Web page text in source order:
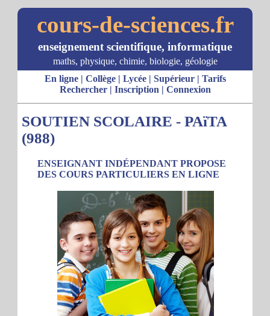
cours-de-sciences.fr
enseignement scientifique, informatique
maths, physique, chimie, biologie, géologie
En ligne| Collège| Lycée| Supérieur| Tarifs
Rechercher| Inscription | Connexion
SOUTIEN SCOLAIRE - PAïTA
(988)
ENSEIGNANT INDÉPENDANT PROPOSE
DES COURS PARTICULIERS EN LIGNE